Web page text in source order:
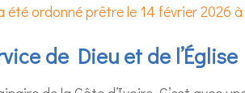
été ordonné prêtre le 14 février 2026
de Dieu et de l’Église